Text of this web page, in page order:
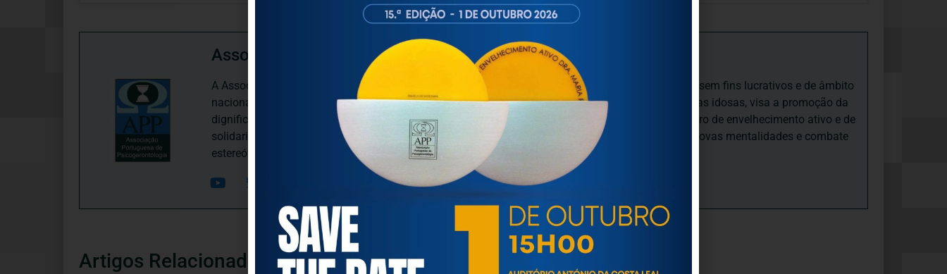
Associação Portuguesa de Psicogerontologia
A Associação Portuguesa de Psicogerontologia-APP, Instituição Particular de Solidariedade Social sem fins lucrativos e de âmbito
nacional, dedica-se às questões biopsicológicas e sociais inerentes ao envelhecimento e às pessoas idosas, visa a promoção da
dignificação, respeito, saúde, autonomia, participação e segurança das pessoas idosas, num quadro de envelhecimento ativo e de
solidariedade intergeracional, e de uma sociedade mais inclusiva para todas as idades, promove novas mentalidades e combate
estereótipos negativos relativamente à idade e ao envelhecimento.
Artigos Relacionados